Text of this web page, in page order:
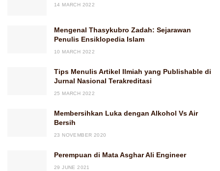
14 MARCH 2022
Mengenal Thasykubro Zadah: Sejarawan
Penulis Ensiklopedia Islam
10 MARCH 2022
Tips Menulis Artikel Ilmiah yang Publishable di
Jurnal Nasional Terakreditasi
25 MARCH 2022
Membersihkan Luka dengan Alkohol Vs Air
Bersih
23 NOVEMBER 2020
Perempuan di Mata Asghar Ali Engineer
29 JUNE 2021